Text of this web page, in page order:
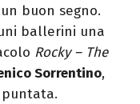
buon segno.
ballerini una
Rocky – The
Sorrentino,
puntata.